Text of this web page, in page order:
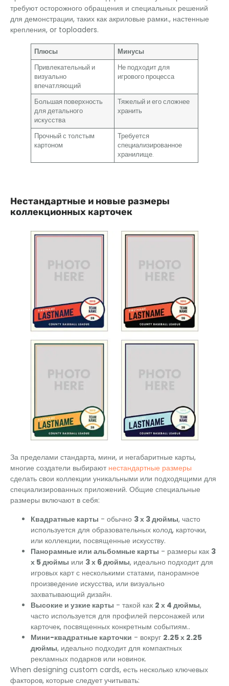
требуют осторожного обращения и специальных решений
для демонстрации, таких как акриловые рамки., настенные
крепления, or toploaders.
Плюсы
Минусы
Привлекательный и
визуально
впечатляющий
Не подходит для
игрового процесса
Большая поверхность
для детального
искусства
Тяжелый и его сложнее
хранить
Прочный с толстым
картоном
Требуется
специализированное
хранилище.
Нестандартные и новые размеры
коллекционных карточек
За пределами стандарта, мини, и негабаритные карты,
многие создатели выбирают нестандартные размеры
сделать свои коллекции уникальными или подходящими для
специализированных приложений. Общие специальные
размеры включают в себя:
Квадратные карты - обычно 3 х 3 дюймы, часто
используется для образовательных колод, карточки,
или коллекции, посвященные искусству.
Панорамные или альбомные карты - размеры как 3
х 5 дюймы или 3 х 6 дюймы, идеально подходит для
игровых карт с несколькими статами, панорамное
произведение искусства, или визуально
захватывающий дизайн.
Высокие и узкие карты - такой как 2 х 4 дюймы,
часто используется для профилей персонажей или
карточек, посвященных конкретным событиям..
Мини-квадратные карточки - вокруг 2.25 х 2.25
дюймы, идеально подходит для компактных
рекламных подарков или новинок.
When designing custom cards, есть несколько ключевых
факторов, которые следует учитывать: